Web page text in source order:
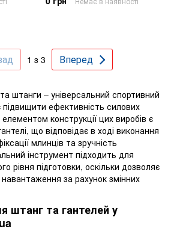
1 з 3 Вперед
та штанги – універсальний спортивний
ефективність силових
конструкції цих виробів є
що відповідає в ході виконання
млинців та зручність
інструмент підходить для
рівня підготовки, оскільки дозволяє
за рахунок змінних
штанг та гантелей у